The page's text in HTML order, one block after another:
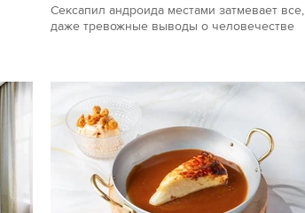
Сексапил андроида местами затмевает все,
даже тревожные выводы о человечестве